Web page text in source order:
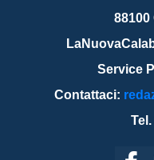
88100
Service
Contattaci: